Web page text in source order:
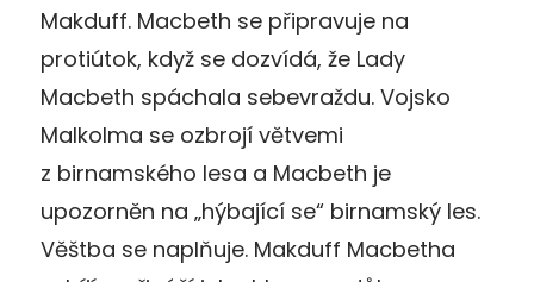
Makduff. Macbeth se připravuje na
protiútok, když se dozvídá, že Lady
Macbeth spáchala sebevraždu. Vojsko
Malkolma se ozbrojí větvemi
z birnamského lesa a Macbeth je
upozorněn na „hýbající se“ birnamský les.
Věštba se naplňuje. Makduff Macbetha